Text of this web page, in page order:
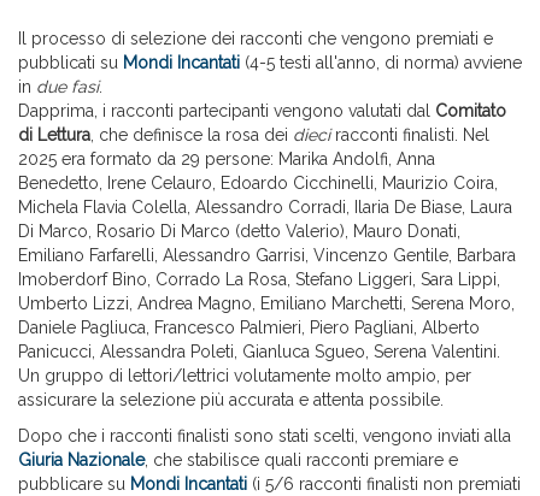
Il processo di selezione dei racconti che vengono premiati e
pubblicati su Mondi Incantati (4-5 testi all'anno, di norma) avviene
in due fasi.
Dapprima, i racconti partecipanti vengono valutati dal Comitato
di Lettura , che definisce la rosa dei dieciracconti finalisti. Nel
2025 era formato da 29 persone: Marika Andolfi, Anna
Benedetto, Irene Celauro, Edoardo Cicchinelli, Maurizio Coira,
Michela Flavia Colella, Alessandro Corradi, Ilaria De Biase, Laura
Di Marco, Rosario Di Marco (detto Valerio), Mauro Donati,
Emiliano Farfarelli, Alessandro Garrisi, Vincenzo Gentile, Barbara
Imoberdorf Bino, Corrado La Rosa, Stefano Liggeri, Sara Lippi,
Umberto Lizzi, Andrea Magno, Emiliano Marchetti, Serena Moro,
Daniele Pagliuca, Francesco Palmieri, Piero Pagliani, Alberto
Panicucci, Alessandra Poleti, Gianluca Sgueo, Serena Valentini.
Un gruppo di lettori/lettrici volutamente molto ampio, per
assicurare la selezione più accurata e attenta possibile.
Dopo che i racconti finalisti sono stati scelti, vengono inviati alla
Giuria Nazionale, che stabilisce quali racconti premiare e
pubblicare su Mondi Incantati (i 5/6 racconti finalisti non premiati